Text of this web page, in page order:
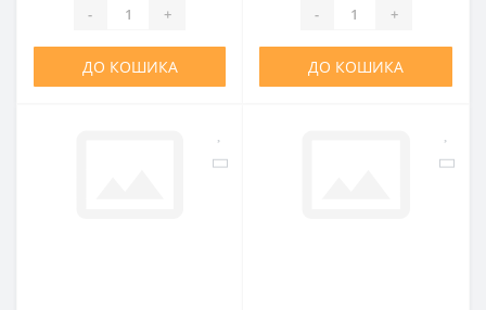
- +
ДО КОШИКА
- +
ДО КОШИКА